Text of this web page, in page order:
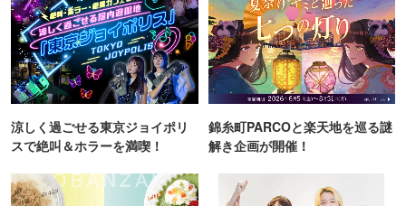
涼しく過ごせる東京ジョイポリ
スで絶叫＆ホラーを満喫！
錦糸町PARCOと楽天地を巡る謎
解き企画が開催！